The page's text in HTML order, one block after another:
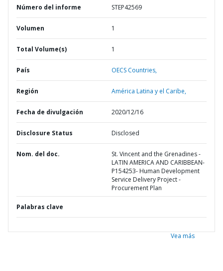
Número del informe STEP42569
Volumen 1
Total Volume(s) 1
País OECS Countries,
Región América Latina y el Caribe,
Fecha de divulgación 2020/12/16
Disclosure Status Disclosed
Nom. del doc.
St. Vincent and the Grenadines -
LATIN AMERICA AND CARIBBEAN-
P154253- Human Development
Service Delivery Project -
Procurement Plan
Palabras clave
Vea más